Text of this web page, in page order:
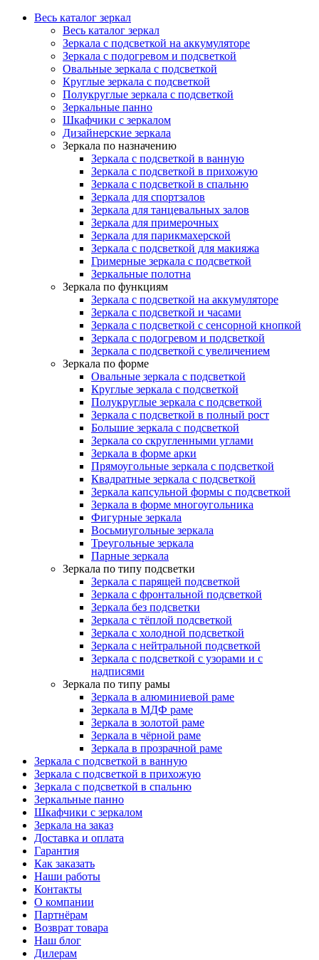
Весь каталог зеркал
Весь каталог зеркал
Зеркала с подсветкой на аккумуляторе
Зеркала с подогревом и подсветкой
Овальные зеркала с подсветкой
Круглые зеркала с подсветкой
Полукруглые зеркала с подсветкой
Зеркальные панно
Шкафчики с зеркалом
Дизайнерские зеркала
Зеркала по назначению
Зеркала с подсветкой в ванную
Зеркала с подсветкой в прихожую
Зеркала с подсветкой в спальню
Зеркала для спортзалов
Зеркала для танцевальных залов
Зеркала для примерочных
Зеркала для парикмахерской
Зеркала с подсветкой для макияжа
Гримерные зеркала с подсветкой
Зеркальные полотна
Зеркала по функциям
Зеркала с подсветкой на аккумуляторе
Зеркала с подсветкой и часами
Зеркала с подсветкой с сенсорной кнопкой
Зеркала с подогревом и подсветкой
Зеркала с подсветкой с увеличением
Зеркала по форме
Овальные зеркала с подсветкой
Круглые зеркала с подсветкой
Полукруглые зеркала с подсветкой
Зеркала с подсветкой в полный рост
Большие зеркала с подсветкой
Зеркала со скругленными углами
Зеркала в форме арки
Прямоугольные зеркала с подсветкой
Квадратные зеркала с подсветкой
Зеркала капсульной формы с подсветкой
Зеркала в форме многоугольника
Фигурные зеркала
Восьмиугольные зеркала
Треугольные зеркала
Парные зеркала
Зеркала по типу подсветки
Зеркала с парящей подсветкой
Зеркала с фронтальной подсветкой
Зеркала без подсветки
Зеркала с тёплой подсветкой
Зеркала с холодной подсветкой
Зеркала с нейтральной подсветкой
Зеркала с подсветкой с узорами и с
надписями
Зеркала по типу рамы
Зеркала в алюминиевой раме
Зеркала в МДФ раме
Зеркала в золотой раме
Зеркала в чёрной раме
Зеркала в прозрачной раме
Зеркала с подсветкой в ванную
Зеркала с подсветкой в прихожую
Зеркала с подсветкой в спальню
Зеркальные панно
Шкафчики с зеркалом
Зеркала на заказ
Доставка и оплата
Гарантия
Как заказать
Наши работы
Контакты
О компании
Партнёрам
Возврат товара
Наш блог
Дилерам